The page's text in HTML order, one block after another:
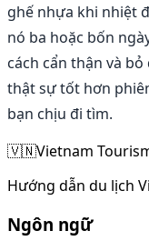
ghế nhựa khi nhiệt
nó ba hoặc bốn
cách cẩn thận và
thật sự tốt hơn
bạn chịu đi tìm.
🇻🇳Vietnam
Hướng dẫn du lịch
Ngôn ngữ